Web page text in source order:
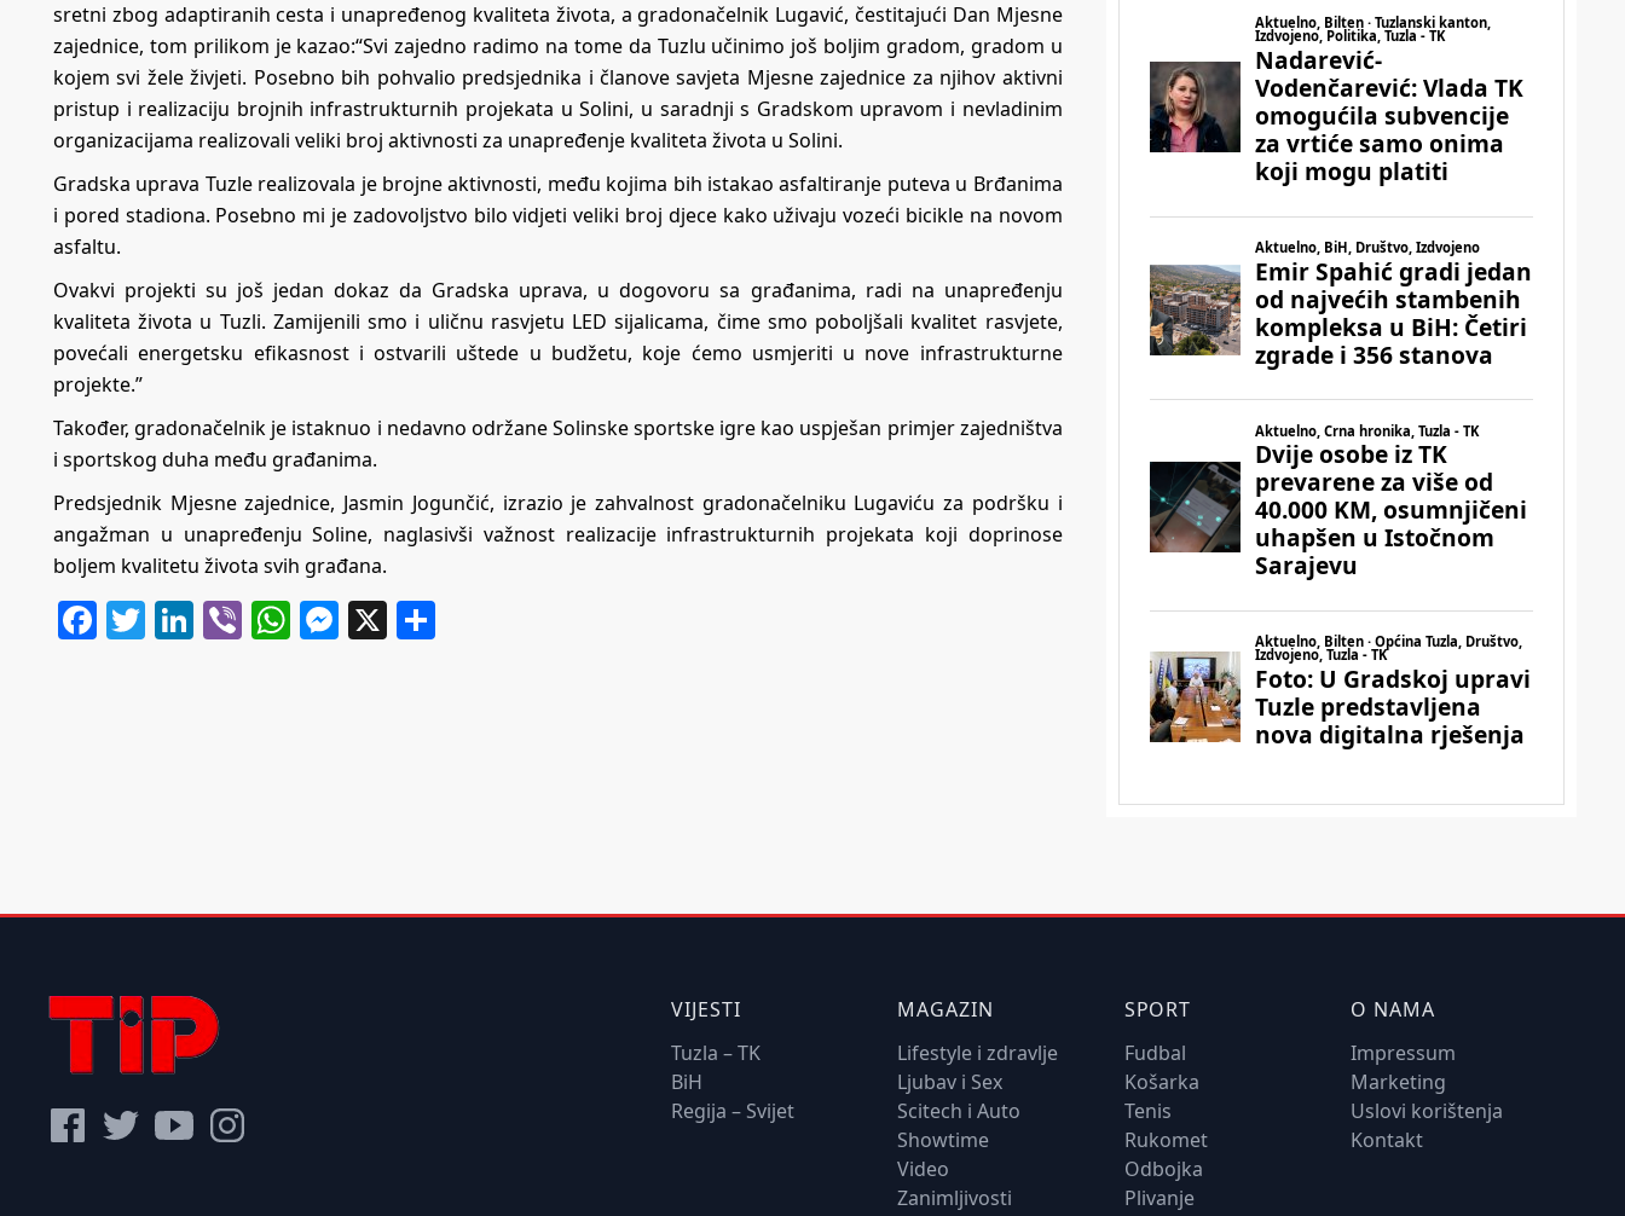
sretni zbog adaptiranih cesta i unapređenog kvaliteta života, a gradonačelnik Lugavić, čestitajući Dan Mjesne
zajednice, tom prilikom je kazao:“Svi zajedno radimo na tome da Tuzlu učinimo još boljim gradom, gradom u
kojem svi žele živjeti. Posebno bih pohvalio predsjednika i članove savjeta Mjesne zajednice za njihov aktivni
pristup i realizaciju brojnih infrastrukturnih projekata u Solini, u saradnji s Gradskom upravom i nevladinim
organizacijama realizovali veliki broj aktivnosti za unapređenje kvaliteta života u Solini.
Gradska uprava Tuzle realizovala je brojne aktivnosti, među kojima bih istakao asfaltiranje puteva u Brđanima
i pored stadiona. Posebno mi je zadovoljstvo bilo vidjeti veliki broj djece kako uživaju vozeći bicikle na novom
asfaltu.
Ovakvi projekti su još jedan dokaz da Gradska uprava, u dogovoru sa građanima, radi na unapređenju
kvaliteta života u Tuzli. Zamijenili smo i uličnu rasvjetu LED sijalicama, čime smo poboljšali kvalitet rasvjete,
povećali energetsku efikasnost i ostvarili uštede u budžetu, koje ćemo usmjeriti u nove infrastrukturne
projekte.”
Također, gradonačelnik je istaknuo i nedavno održane Solinske sportske igre kao uspješan primjer zajedništva
i sportskog duha među građanima.
Predsjednik Mjesne zajednice, Jasmin Jogunčić, izrazio je zahvalnost gradonačelniku Lugaviću za podršku i
angažman u unapređenju Soline, naglasivši važnost realizacije infrastrukturnih projekata koji doprinose
boljem kvalitetu života svih građana.
Facebook
Twitter
LinkedIn
ViberWhatsApp
Messenger
X
VIJESTI
Tuzla – TK
BiH
Regija – Svijet
MAGAZIN
Lifestyle i zdravlje
Ljubav i Sex
Scitech i Auto
Showtime
Video
Zanimljivosti
SPORT
Fudbal
Košarka
Tenis
Rukomet
Odbojka
Plivanje
O NAMA
Impressum
Marketing
Uslovi korištenja
Kontakt